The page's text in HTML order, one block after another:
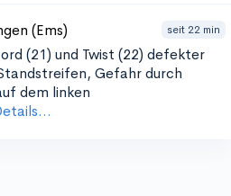
(Ems) seit 22 min
(21) und Twist (22) defekter
Gefahr durch
dem linken